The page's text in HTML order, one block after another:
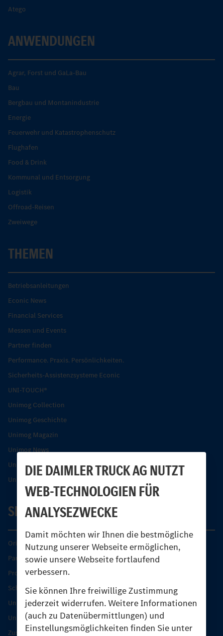
DIE DAIMLER TRUCK AG NUTZT
WEB-TECHNOLOGIEN FÜR
ANALYSEZWECKE
Damit möchten wir Ihnen die bestmögliche
Nutzung unserer Webseite ermöglichen,
sowie unsere Webseite fortlaufend
verbessern.
Sie können Ihre freiwillige Zustimmung
jederzeit widerrufen. Weitere Informationen
(auch zu Datenübermittlungen) und
Einstellungsmöglichkeiten finden Sie unter
Atego
ANWENDUNGEN
Agrar, Forst und GaLa-Bau
Bau
Bergbau und Montanindustrie
Energie
Feuerwehr und Katastrophenschutz
Flughafen
Food & Drink
Kommunal und Entsorgung
Logistik
Offroad-Reisen
Zweiwege
THEMEN
Betriebsanleitungen
Econic News
Financial Services
Messen und Events
Partner finden
Performance. Praxis. Persönlichkeiten.
Sicherheits-Assistenzsysteme Econic
UNI-TOUCH®
Unimog Collection
Unimog Geschichte
Unimog Magazin
Unimog News
Unimog Partner-Portal
Unimog Sicherheit
SERVICE
Original-Teile
Partner finden
Produkt-Highlights
Schutz und Werterhalt
Unimog Serviceangebot
Unimog Servicetage
Zusatzleistungen